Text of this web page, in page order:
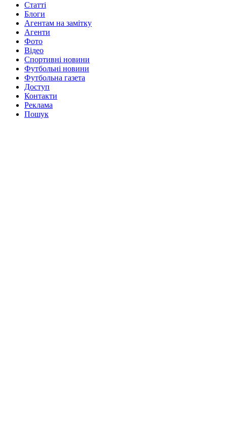
Статті
Блоги
Агентам на замітку
Агенти
Фото
Відео
Спортивні новини
Футбольні новини
Футбольна газета
Доступ
Контакти
Реклама
Пошук